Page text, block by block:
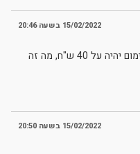
15/02/2022 בשעה 20:46
אני לא מבין מה אכפת לך ששכר המינימום יהיה על 40 ש"ח, מה זה
15/02/2022 בשעה 20:50